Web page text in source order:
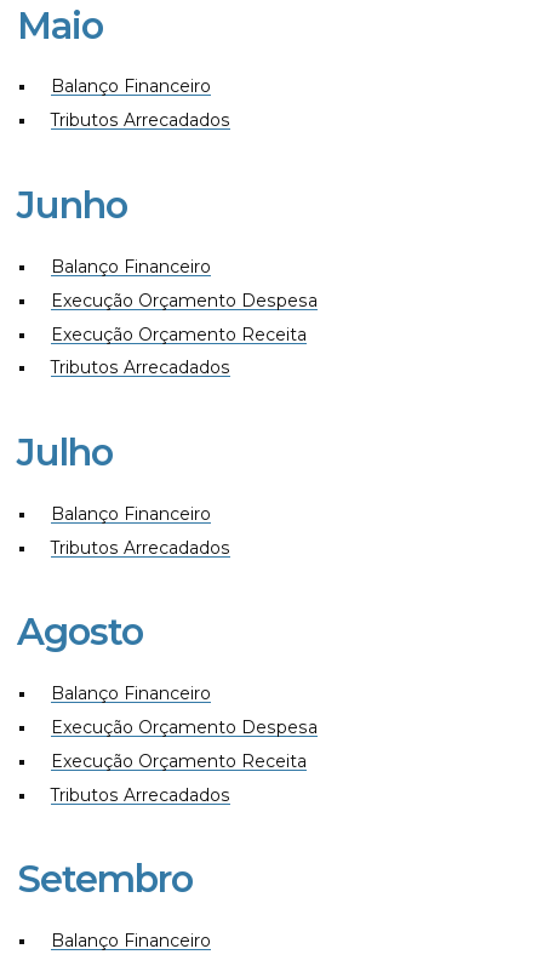
Maio
Balanço Financeiro
Tributos Arrecadados
Junho
Balanço Financeiro
Execução Orçamento Despesa
Execução Orçamento Receita
Tributos Arrecadados
Julho
Balanço Financeiro
Tributos Arrecadados
Agosto
Balanço Financeiro
Execução Orçamento Despesa
Execução Orçamento Receita
Tributos Arrecadados
Setembro
Balanço Financeiro